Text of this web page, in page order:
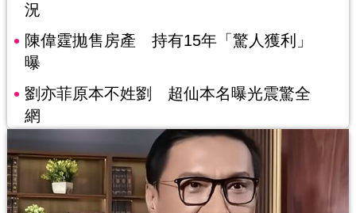
況
陳偉霆拋售房產 持有15年「驚人獲利」
曝
劉亦菲原本不姓劉 超仙本名曝光震驚全
網